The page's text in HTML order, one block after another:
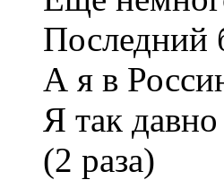
Последний
А я в
Я так
(2 раза)